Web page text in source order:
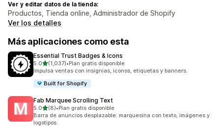
Ver y editar datos de la tienda:
Productos, Tienda online, Administrador de Shopify
Ver los detalles
Más aplicaciones como esta
Essential Trust Badges & Icons
5.0de 5 estrellas
(1,037)
1037 reseñas en total
•Plan gratis disponible
Impulsa ventas con insignias, iconos, etiquetas y banners.
Built for Shopify
Fab Marquee Scrolling Text
5.0de 5 estrellas
(8)
8 reseñas en total
•Plan gratis disponible
Barra de anuncios desplazable: marquesina con texto, imágenes y
logotipos